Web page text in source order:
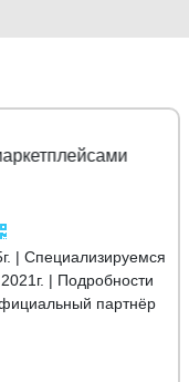
| Специализируемся
| Подробности
партнёр